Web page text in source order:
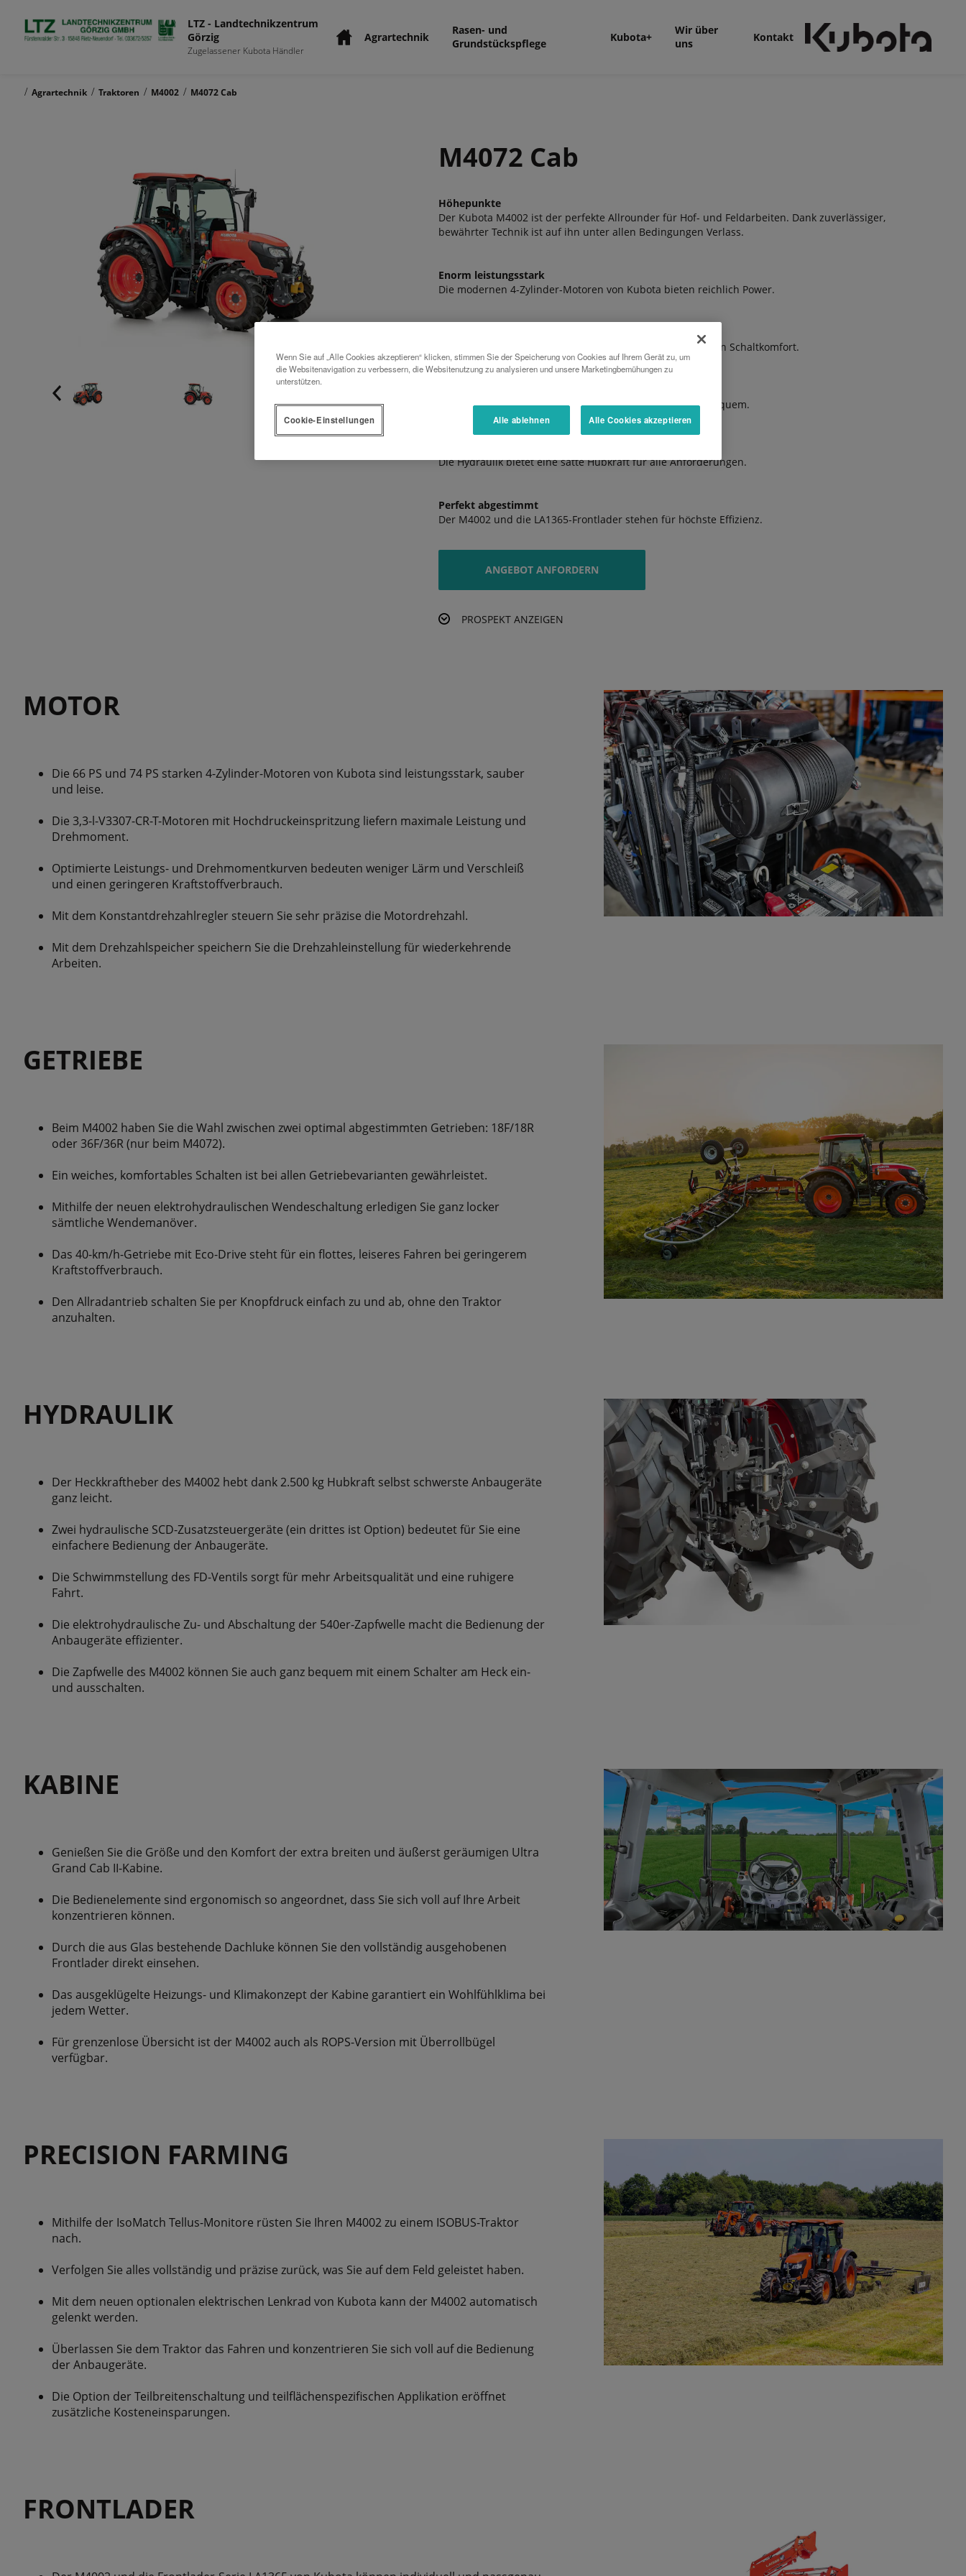
LTZ - Landtechnikzentrum
Görzig
Zugelassener Kubota Händler
Agrartechnik
Rasen- und
Grundstückspflege
Kubota+
Wir über
uns
Kontakt
/ Agrartechnik / Traktoren / M4002 / M4072 Cab
M4072 Cab
Höhepunkte
Der Kubota M4002 ist der perfekte Allrounder für Hof- und Feldarbeiten. Dank zuverlässiger,
bewährter Technik ist auf ihn unter allen Bedingungen Verlass.
Enorm leistungsstark
Die modernen 4-Zylinder-Motoren von Kubota bieten reichlich Power.
Die Getriebevarianten des M4002 überzeugen durch hohen Schaltkomfort.
Die Ultra Grand Cab II-Kabine ist extrem geräumig und bequem.
Die Hydraulik bietet eine satte Hubkraft für alle Anforderungen.
Perfekt abgestimmt
Der M4002 und die LA1365-Frontlader stehen für höchste Effizienz.
ANGEBOT ANFORDERN
PROSPEKT ANZEIGEN
MOTOR
Die 66 PS und 74 PS starken 4-Zylinder-Motoren von Kubota sind leistungsstark, sauber
und leise.
Die 3,3-l-V3307-CR-T-Motoren mit Hochdruckeinspritzung liefern maximale Leistung und
Drehmoment.
Optimierte Leistungs- und Drehmomentkurven bedeuten weniger Lärm und Verschleiß
und einen geringeren Kraftstoffverbrauch.
Mit dem Konstantdrehzahlregler steuern Sie sehr präzise die Motordrehzahl.
Mit dem Drehzahlspeicher speichern Sie die Drehzahleinstellung für wiederkehrende
Arbeiten.
GETRIEBE
Beim M4002 haben Sie die Wahl zwischen zwei optimal abgestimmten Getrieben: 18F/18R
oder 36F/36R (nur beim M4072).
Ein weiches, komfortables Schalten ist bei allen Getriebevarianten gewährleistet.
Mithilfe der neuen elektrohydraulischen Wendeschaltung erledigen Sie ganz locker
sämtliche Wendemanöver.
Das 40-km/h-Getriebe mit Eco-Drive steht für ein flottes, leiseres Fahren bei geringerem
Kraftstoffverbrauch.
Den Allradantrieb schalten Sie per Knopfdruck einfach zu und ab, ohne den Traktor
anzuhalten.
HYDRAULIK
Der Heckkraftheber des M4002 hebt dank 2.500 kg Hubkraft selbst schwerste Anbaugeräte
ganz leicht.
Zwei hydraulische SCD-Zusatzsteuergeräte (ein drittes ist Option) bedeutet für Sie eine
einfachere Bedienung der Anbaugeräte.
Die Schwimmstellung des FD-Ventils sorgt für mehr Arbeitsqualität und eine ruhigere
Fahrt.
Die elektrohydraulische Zu- und Abschaltung der 540er-Zapfwelle macht die Bedienung der
Anbaugeräte effizienter.
Die Zapfwelle des M4002 können Sie auch ganz bequem mit einem Schalter am Heck ein-
und ausschalten.
KABINE
Genießen Sie die Größe und den Komfort der extra breiten und äußerst geräumigen Ultra
Grand Cab II-Kabine.
Die Bedienelemente sind ergonomisch so angeordnet, dass Sie sich voll auf Ihre Arbeit
konzentrieren können.
Durch die aus Glas bestehende Dachluke können Sie den vollständig ausgehobenen
Frontlader direkt einsehen.
Das ausgeklügelte Heizungs- und Klimakonzept der Kabine garantiert ein Wohlfühlklima bei
jedem Wetter.
Für grenzenlose Übersicht ist der M4002 auch als ROPS-Version mit Überrollbügel
verfügbar.
PRECISION FARMING
Mithilfe der IsoMatch Tellus-Monitore rüsten Sie Ihren M4002 zu einem ISOBUS-Traktor
nach.
Verfolgen Sie alles vollständig und präzise zurück, was Sie auf dem Feld geleistet haben.
Mit dem neuen optionalen elektrischen Lenkrad von Kubota kann der M4002 automatisch
gelenkt werden.
Überlassen Sie dem Traktor das Fahren und konzentrieren Sie sich voll auf die Bedienung
der Anbaugeräte.
Die Option der Teilbreitenschaltung und teilflächenspezifischen Applikation eröffnet
zusätzliche Kosteneinsparungen.
FRONTLADER
Wenn Sie auf „Alle Cookies akzeptieren“ klicken, stimmen Sie der Speicherung von Cookies auf Ihrem Gerät zu, um
die Websitenavigation zu verbessern, die Websitenutzung zu analysieren und unsere Marketingbemühungen zu
unterstützen.
Alle ablehnen Alle Cookies akzeptieren
Cookie-Einstellungen